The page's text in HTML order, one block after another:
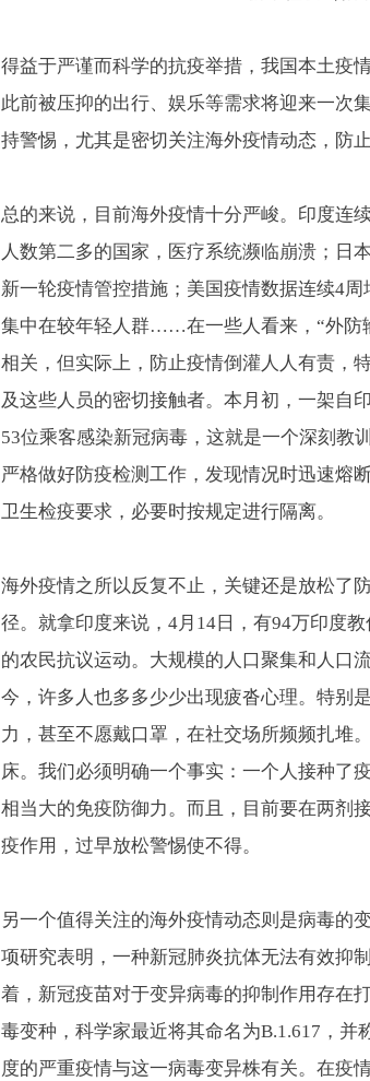
得益于严谨而科学的抗疫举措，我国本土疫情
此前被压抑的出行、娱乐等需求将迎来一次
持警惕，尤其是密切关注海外疫情动态，防
总的来说，目前海外疫情十分严峻。印度连
人数第二多的国家，医疗系统濒临崩溃；日
新一轮疫情管控措施；美国疫情数据连续4周
集中在较年轻人群……在一些人看来， “外防
相关，但实际上，防止疫情倒灌人人有责，
及这些人员的密切接触者。本月初，一架自
53位乘客感染新冠病毒，这就是一个深刻教
严格做好防疫检测工作，发现情况时迅速熔
卫生检疫要求，必要时按规定进行隔离。
海外疫情之所以反复不止，关键还是放松了
径。就拿印度来说， 4月 14 日，有94万印度
的农民抗议运动。大规模的人口聚集和人口
今，许多人也多多少少出现疲沓心理。特别
力，甚至不愿戴口罩，在社交场所频频扎堆
床。我们必须明确一个事实：一个人接种了
相当大的免疫防御力。而且，目前要在两剂
疫作用，过早放松警惕使不得。
另一个值得关注的海外疫情动态则是病毒的
项研究表明，一种新冠肺炎抗体无法有效抑
着，新冠疫苗对于变异病毒的抑制作用存在
毒变种，科学家最近将其命名为B.1.617 ，并
度的严重疫情与这一病毒变异株有关。在疫